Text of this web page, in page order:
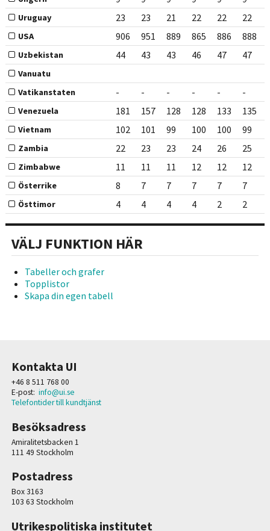
Uruguay 23 23 21 22 22 22
USA 906 951 889 865 886 888
Uzbekistan 44 43 43 46 47 47
Vanuatu
Vatikanstaten
- - - - - -
Venezuela 181 157 128 128 133 135
Vietnam 102 101 99 100 100 99
Zambia 22 23 23 24 26 25
Zimbabwe 11 11 11 12 12 12
Österrike 8 7 7 7 7 7
Östtimor 4 4 4 4 2 2
VÄLJ FUNKTION HÄR
Tabeller och grafer
Topplistor
Skapa din egen tabell
Kontakta UI
+46 8 511 768 00
E-post: info@ui.se
Telefontider till kundtjänst
Besöksadress
Amiralitetsbacken 1
111 49 Stockholm
Postadress
Box 3163
103 63 Stockholm
Utrikespolitiska institutet